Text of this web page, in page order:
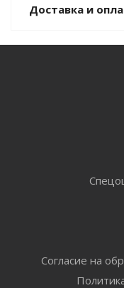
Доставка и
Согласие на